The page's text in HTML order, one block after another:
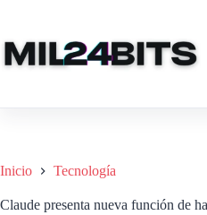
contenido
Inicio Tecnología
Claude presenta nueva función de